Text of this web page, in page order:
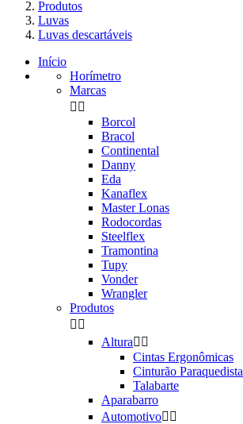
Produtos
Luvas
Luvas descartáveis
Início
Horímetro
Marcas
 
Borcol
Bracol
Continental
Danny
Eda
Kanaflex
Master Lonas
Rodocordas
Steelflex
Tramontina
Tupy
Vonder
Wrangler
Produtos
 
Altura 
Cintas Ergonômicas
Cinturão Paraquedista
Talabarte
Aparabarro
Automotivo 